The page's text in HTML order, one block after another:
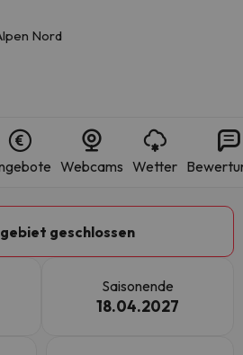
Nord
Webcams Wetter
geschlossen
Saisonende
18.04.2027